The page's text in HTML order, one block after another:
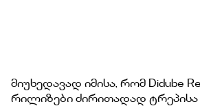
მიუხედავად იმისა, რომ Didube
რილიზები ძირითადად ტრეპისა